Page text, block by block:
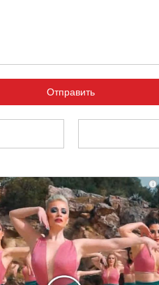
Отправить
i